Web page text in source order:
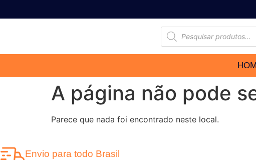
A página não pode
Parece que nada foi encontrado neste local.
Envio para todo Brasil